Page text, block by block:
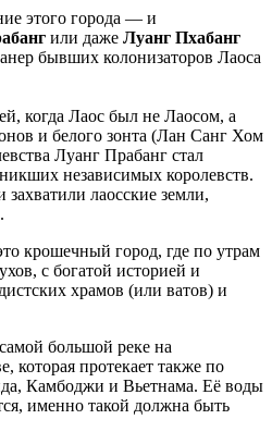
этого города — и
или даже Луанг Пхабанг
бывших колонизаторов Лаоса
когда Лаос был не Лаосом, а
и белого зонта (Лан Санг Хом
Луанг Прабанг стал
независимых королевств.
лаосские земли,
крошечный город, где по утрам
с богатой историей и
храмов (или ватов) и
большой реке на
которая протекает также по
Камбоджи и Вьетнама. Её воды
именно такой должна быть